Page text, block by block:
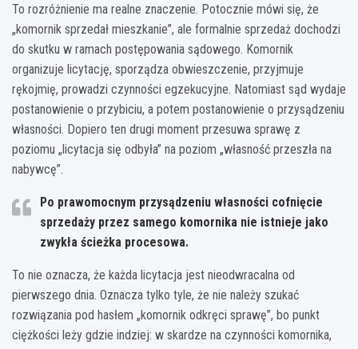
To rozróżnienie ma realne znaczenie. Potocznie mówi się, że
„komornik sprzedał mieszkanie”, ale formalnie sprzedaż dochodzi
do skutku w ramach postępowania sądowego. Komornik
organizuje licytację, sporządza obwieszczenie, przyjmuje
rękojmię, prowadzi czynności egzekucyjne. Natomiast sąd wydaje
postanowienie o przybiciu, a potem postanowienie o przysądzeniu
własności. Dopiero ten drugi moment przesuwa sprawę z
poziomu „licytacja się odbyła” na poziom „własność przeszła na
nabywcę”.
Po prawomocnym przysądzeniu własności cofnięcie
sprzedaży przez samego komornika nie istnieje jako
zwykła ścieżka procesowa.
To nie oznacza, że każda licytacja jest nieodwracalna od
pierwszego dnia. Oznacza tylko tyle, że nie należy szukać
rozwiązania pod hasłem „komornik odkręci sprawę”, bo punkt
ciężkości leży gdzie indziej: w skardze na czynności komornika,